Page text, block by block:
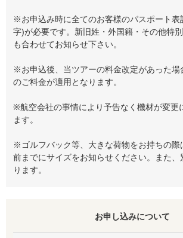
※お申込み時に全てのお客様のパスポート表
字)が必要です。新旧姓・外国籍・その他特
も合わせてお知らせ下さい。
※お申込後、当ツアーの料金改定があった場
のご料金が適用となります。
※航空会社の事情により予告なく機材が変更
ます。
※ゴルフバック等、大きな荷物をお持ちの際
前までにサイズをお知らせください。また、
ります。
お申し込みについて